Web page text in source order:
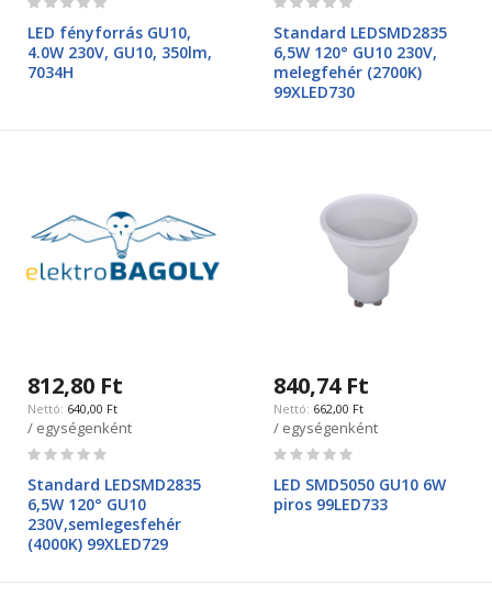
LED fényforrás GU10,
4.0W 230V, GU10, 350lm,
7034H
Standard LEDSMD2835
6,5W 120° GU10 230V,
melegfehér (2700K)
99XLED730
812,80 Ft
640,00 Ft
/ egységenként
Rating:
Standard LEDSMD2835
6,5W 120° GU10
230V,semlegesfehér
(4000K) 99XLED729
840,74 Ft
662,00 Ft
/ egységenként
Rating:
LED SMD5050 GU10 6W
piros 99LED733